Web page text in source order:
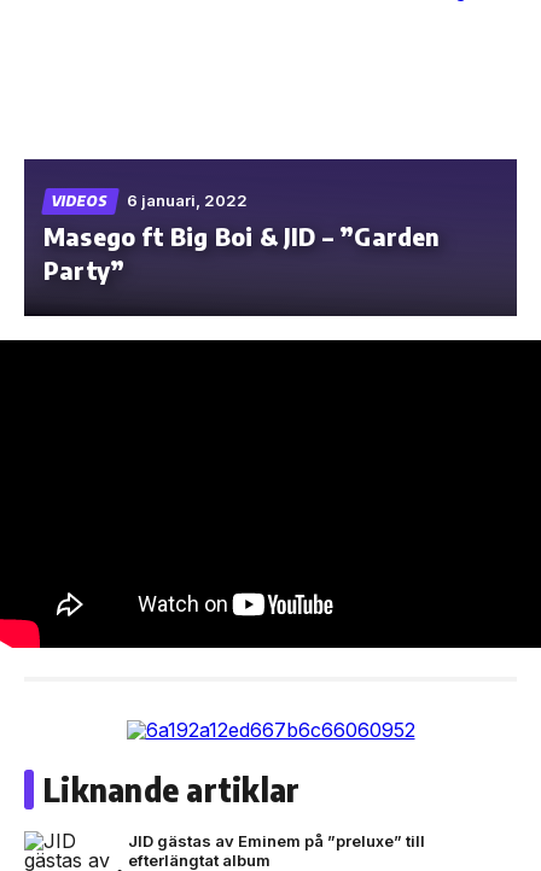
content
VIDEOS 6 januari, 2022
Masego ft Big Boi & JID – ”Garden
Party”
Liknande artiklar
JID gästas av Eminem på ”preluxe” till
efterlängtat album